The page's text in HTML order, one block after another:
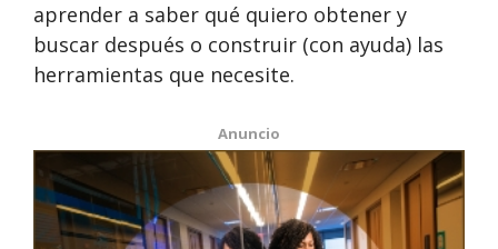
aprender a saber qué quiero obtener y
buscar después o construir (con ayuda) las
herramientas que necesite.
Anuncio